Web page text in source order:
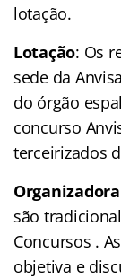
lotação.
Lotação: Os
sede da
do órgão
concurso
terceirizados
são
Concursos .
objetiva e